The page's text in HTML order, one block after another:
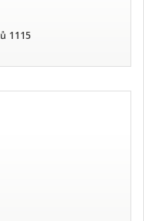
1115